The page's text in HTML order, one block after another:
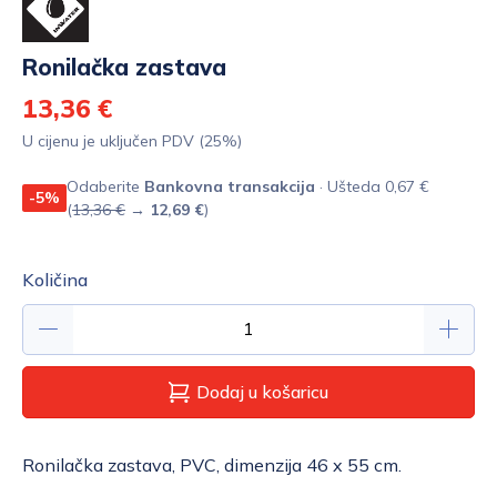
Ronilačka zastava
13,36 €
U cijenu je uključen PDV (25%)
-5%
Odaberite Bankovna transakcija · Ušteda 0,67 €
(13,36 € → 12,69 €)
Količina
Dodaj u košaricu
Ronilačka zastava, PVC, dimenzija 46 x 55 cm.